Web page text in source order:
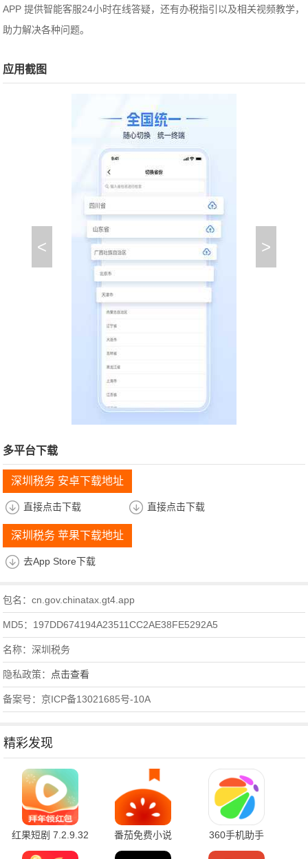
APP 提供智能客服24小时在线答疑，还有办税指引以及相关视频教学，
助力解决各种问题。
应用截图
< >
多平台下载
深圳税务 安卓下载地址
直接点击下载 直接点击下载
深圳税务 苹果下载地址
去App Store下载
包名：cn.gov.chinatax.gt4.app
MD5：197DD674194A23511CC2AE38FE5292A5
名称：深圳税务
隐私政策： 点击查看
备案号：京ICP备13021685号-10A
精彩发现
红果短剧 7.2.9.32
官方版
番茄免费小说
7.2.9.32 安卓版
360手机助手
10.2.2 官方版